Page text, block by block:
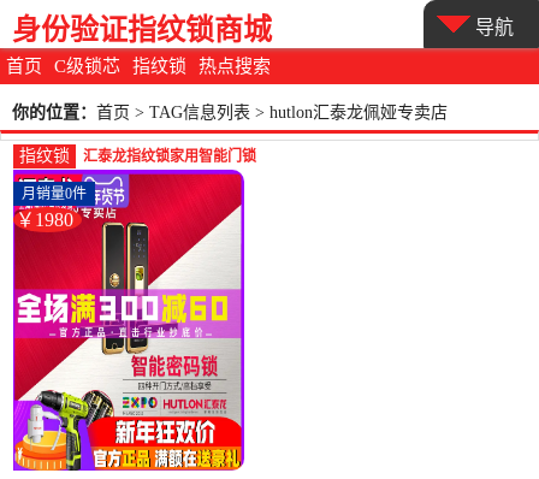
首页 C级锁芯 指纹锁 热点搜索
身份验证指纹锁商城 导航
你的位置： 首页 > TAG信息列表 > hutlon汇泰龙佩娅专卖店
指纹锁
汇泰龙指纹锁家用智能门锁
电子刷卡锁酒店宾馆密码锁
防-指纹锁(hutlon汇泰龙佩娅
专卖店仅售1980元)
￥1980
月销量0件